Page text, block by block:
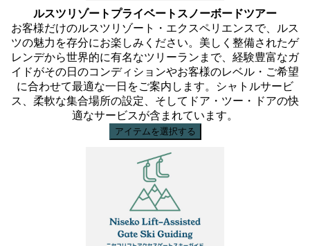
ルスツリゾートプライベートスノーボードツアー
お客様だけのルスツリゾート・エクスペリエンスで、ルス
ツの魅力を存分にお楽しみください。美しく整備されたゲ
レンデから世界的に有名なツリーランまで、経験豊富なガ
イドがその日のコンディションやお客様のレベル・ご希望
に合わせて最適な一日をご案内します。シャトルサービ
ス、柔軟な集合場所の設定、そしてドア・ツー・ドアの快
適なサービスが含まれています。
アイテムを選択する